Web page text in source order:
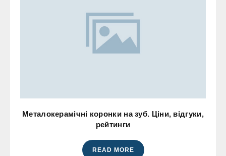
Металокерамічні коронки на зуб. Ціни, відгуки,
рейтинги
READ MORE